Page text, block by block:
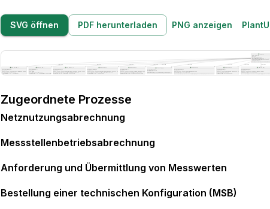
SVG öffnen PDF herunterladen PNG anzeigen
Zugeordnete Prozesse
Netznutzungsabrechnung
Messstellenbetriebsabrechnung
Anforderung und Übermittlung von Messwerten
Bestellung einer technischen Konfiguration (MSB)